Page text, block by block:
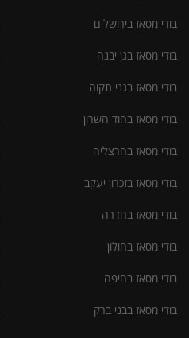
בודי מסאז בירושלים
בודי מסאז בגן יבנה
בודי מסאז בגני תקוה
בודי מסאז בהוד השרון
בודי מסאז בהרצליה
בודי מסאז בזכרון יעקב
בודי מסאז בחדרה
בודי מסאז בחולון
בודי מסאז בחיפה
בודי מסאז בבני ברק